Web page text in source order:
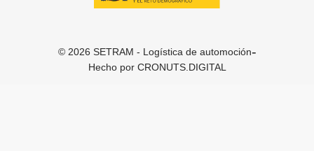
© 2026 SETRAM - Logística de automoción-
Hecho por CRONUTS.DIGITAL